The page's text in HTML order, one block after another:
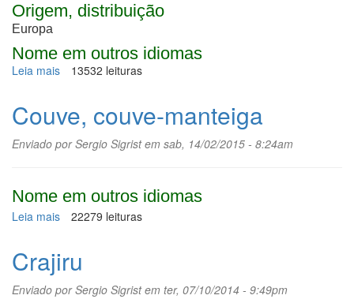
Origem, distribuição
Europa
Nome em outros idiomas
Leia mais sobre
13532 leituras
Couve, couve-manteiga
Enviado porSergio Sigristem sab, 14/02/2015 - 8:24am
Nome em outros idiomas
Leia mais sobre
manteiga
22279 leituras
Crajiru
Enviado porSergio Sigristem ter, 07/10/2014 - 9:49pm